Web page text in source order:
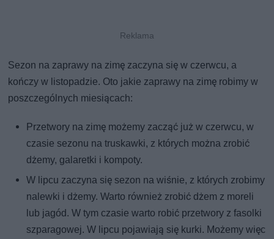
Sezon na zaprawy na zimę zaczyna się w czerwcu, a
kończy w listopadzie. Oto jakie zaprawy na zimę robimy w
poszczególnych miesiącach:
Przetwory na zimę możemy zacząć już w czerwcu, w
czasie sezonu na truskawki, z których można zrobić
dżemy, galaretki i kompoty.
W lipcu zaczyna się sezon na wiśnie, z których zrobimy
nalewki i dżemy. Warto również zrobić dżem z moreli
lub jagód. W tym czasie warto robić przetwory z fasolki
szparagowej. W lipcu pojawiają się kurki. Możemy więc